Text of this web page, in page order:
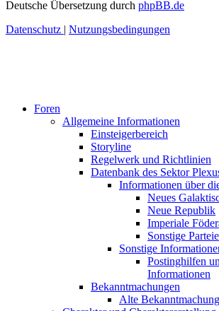
Deutsche Übersetzung durch phpBB.de
Datenschutz | Nutzungsbedingungen
Foren
Allgemeine Informationen
Einsteigerbereich
Storyline
Regelwerk und Richtlinien
Datenbank des Sektor
Informationen über
Neues
Neue Republik
Imperiale
Sonstige
Sonstige
Postinghilfen
Informationen
Bekanntmachungen
Alte